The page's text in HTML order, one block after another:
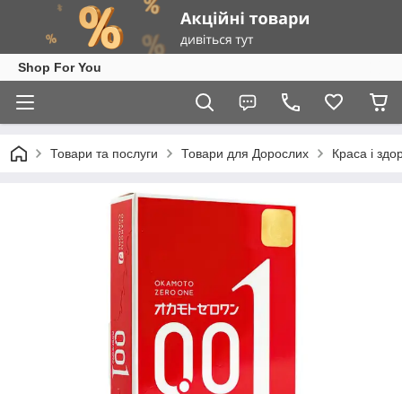
Shop For You
Товари та послуги Товари для Дорослих Краса і